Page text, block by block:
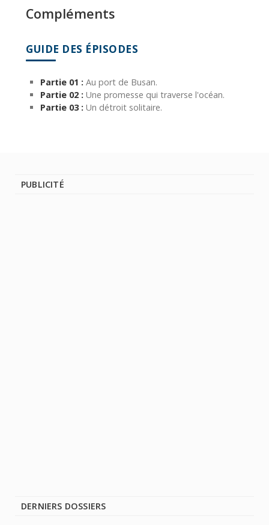
Compléments
GUIDE DES ÉPISODES
Partie 01 : Au port de Busan.
Partie 02 : Une promesse qui traverse l'océan.
Partie 03 : Un détroit solitaire.
PUBLICITÉ
DERNIERS DOSSIERS